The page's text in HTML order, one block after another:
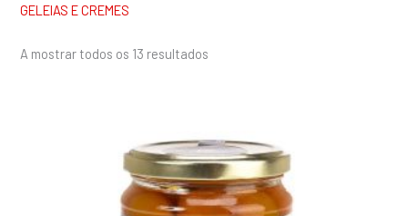
GELEIAS E CREMES
A mostrar todos os 13 resultados